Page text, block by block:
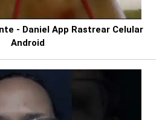
- Daniel App Rastrear Celular
Android